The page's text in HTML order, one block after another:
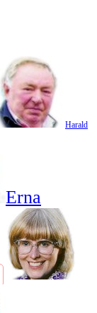
Harald
Erna